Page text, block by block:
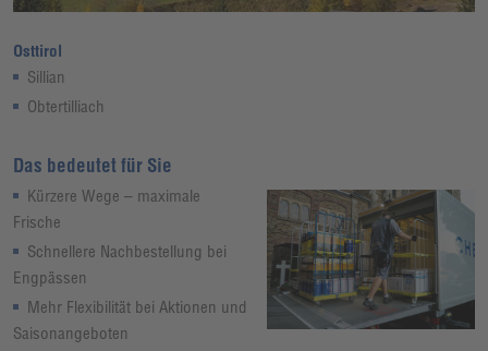
Osttirol
Sillian
Obtertilliach
Das bedeutet für Sie
Kürzere Wege – maximale
Frische
Schnellere Nachbestellung bei
Engpässen
Mehr Flexibilität bei Aktionen und
Saisonangeboten